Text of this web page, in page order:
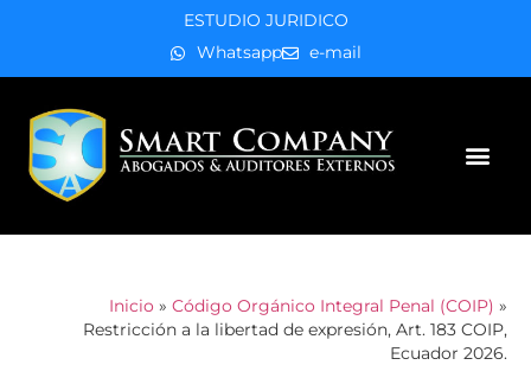
ESTUDIO JURIDICO
Whatsapp
e-mail
Inicio » Código Orgánico Integral Penal (COIP) »
Restricción a la libertad de expresión, Art. 183 COIP,
Ecuador 2026.